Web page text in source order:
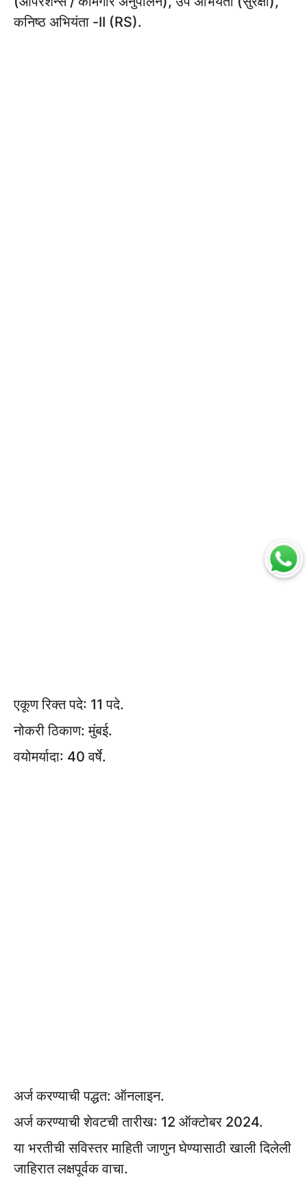
कनिष्ठ अभियंता -II (RS).
एकूण रिक्त पदे: 11 पदे.
नोकरी ठिकाण: मुंबई.
वयोमर्यादा: 40 वर्षे.
अर्ज करण्याची पद्धत: ऑनलाइन.
अर्ज करण्याची शेवटची तारीख: 12 ऑक्टोबर 2024.
या भरतीची सविस्तर माहिती जाणुन घेण्यासाठी खाली दिलेली
जाहिरात लक्षपूर्वक वाचा.